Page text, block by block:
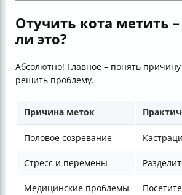
Отучить кота метить
ли это?
Абсолютно! Главное – понять
решить проблему.
Причина меток
Половое созревание
Стресс и перемены
Медицинские проблемы